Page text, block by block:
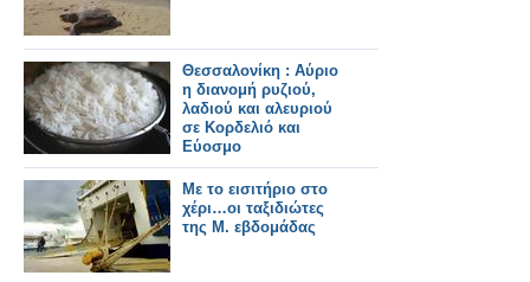
Θεσσαλονίκη : Αύριο
η διανομή ρυζιού,
λαδιού και αλευριού
σε Κορδελιό και
Εύοσμο
Με το εισιτήριο στο
χέρι…οι ταξιδιώτες
της Μ. εβδομάδας